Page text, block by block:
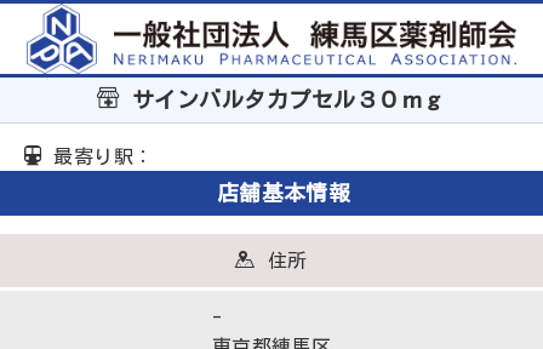
サインバルタカプセル３０ｍｇ
最寄り駅：
店舗基本情報
住所
-